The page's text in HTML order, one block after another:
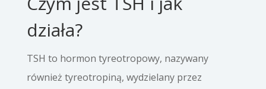
działa?
TSH to hormon tyreotropowy, nazywany
również tyreotropiną, wydzielany przez